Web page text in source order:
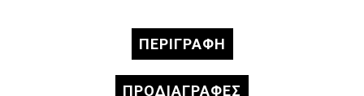
ΠΕΡΙΓΡΑΦΉ
ΠΡΟΔΙΑΓΡΑΦΈΣ